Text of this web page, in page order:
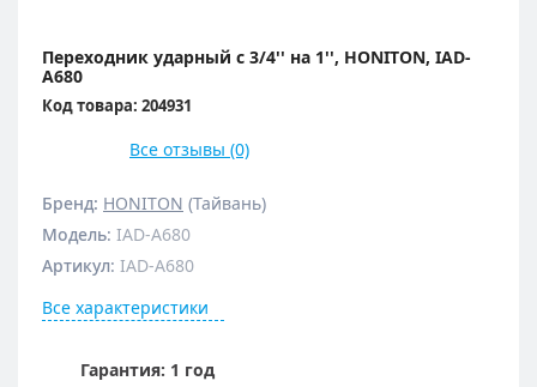
Переходник ударный с 3/4'' на 1'', HONITON, IAD-
А680
Код товара: 204931
Все отзывы (0)
Бренд: HONITON (Тайвань)
Модель: IAD-A680
Артикул: IAD-A680
Все характеристики
Гарантия: 1 год